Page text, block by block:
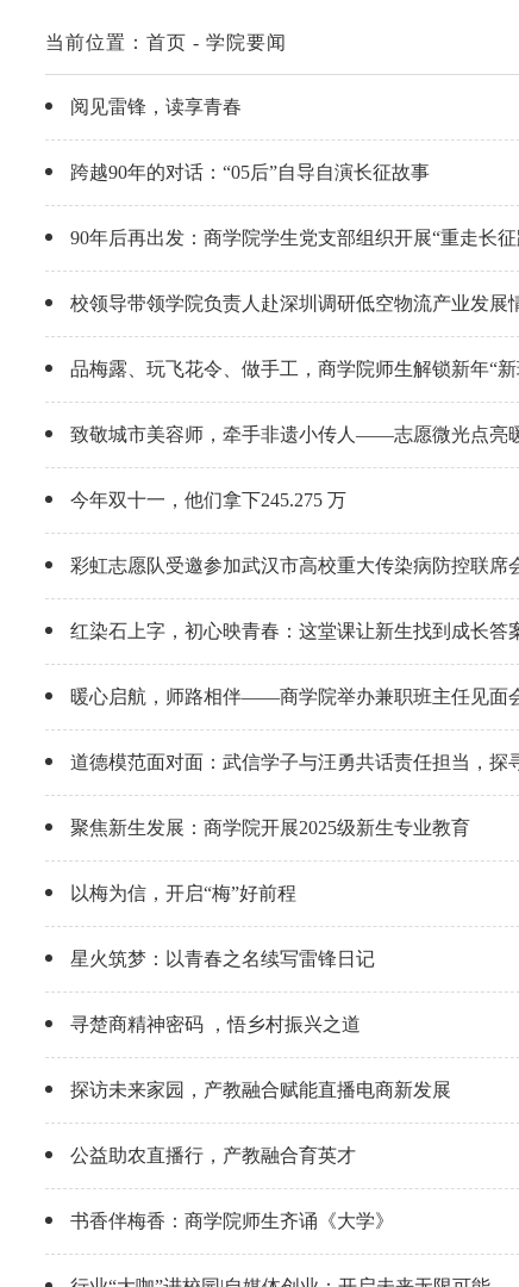
当前位置： 首页 - 学院要闻
阅见雷锋，读享青春
跨越90年的对话：“05后”自导自演长征故事
90年后再出发：商学院学生党支部组织开展“重走长
校领导带领学院负责人赴深圳调研低空物流产业发展
品梅露、玩飞花令、做手工，商学院师生解锁新年“新
致敬城市美容师，牵手非遗小传人——志愿微光点亮
今年双十一，他们拿下245.275 万
彩虹志愿队受邀参加武汉市高校重大传染病防控联席
红染石上字，初心映青春：这堂课让新生找到成长答
暖心启航，师路相伴——商学院举办兼职班主任见面
道德模范面对面：武信学子与汪勇共话责任担当，探
聚焦新生发展：商学院开展2025级新生专业教育
以梅为信，开启“梅”好前程
星火筑梦：以青春之名续写雷锋日记
寻楚商精神密码 ，悟乡村振兴之道
探访未来家园，产教融合赋能直播电商新发展
公益助农直播行，产教融合育英才
书香伴梅香：商学院师生齐诵《大学》